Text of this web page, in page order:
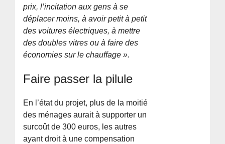
prix, l’incitation aux gens à se
déplacer moins, à avoir petit à petit
des voitures électriques, à mettre
des doubles vitres ou à faire des
économies sur le chauffage ».
Faire passer la pilule
En l’état du projet, plus de la moitié
des ménages aurait à supporter un
surcoût de 300 euros, les autres
ayant droit à une compensation